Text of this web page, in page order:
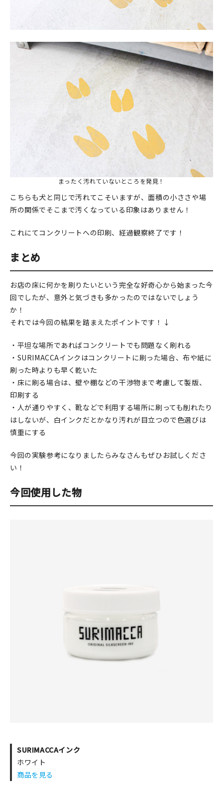
まったく汚れていないところを発見！
こちらも犬と同じで汚れてこそいますが、面積の小ささや場
所の関係でそこまで汚くなっている印象はありません！
これにてコンクリートへの印刷、経過観察終了です！
まとめ
お店の床に何かを刷りたいという完全な好奇心から始まった今
回でしたが、意外と気づきも多かったのではないでしょう
か！
それでは今回の結果を踏まえたポイントです！↓
・平坦な場所であればコンクリートでも問題なく刷れる
・SURIMACCAインクはコンクリートに刷った場合、布や紙に
刷った時よりも早く乾いた
・床に刷る場合は、壁や棚などの干渉物まで考慮して製版、
印刷する
・人が通りやすく、靴などで利用する場所に刷っても削れたり
はしないが、白インクだとかなり汚れが目立つので色選びは
慎重にする
今回の実験参考になりましたらみなさんもぜひお試しくださ
い！
今回使用した物
SURIMACCAインク
ホワイト
商品を見る